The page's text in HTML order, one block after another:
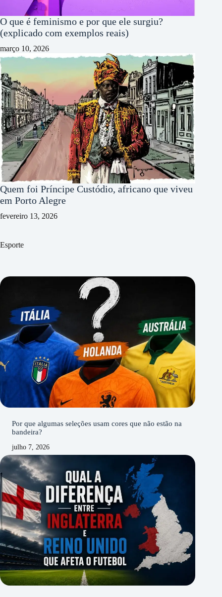
O que é feminismo e por que ele surgiu?
(explicado com exemplos reais)
março 10, 2026
Quem foi Príncipe Custódio, africano que viveu
em Porto Alegre
fevereiro 13, 2026
Esporte
Por que algumas seleções usam cores que não estão na
bandeira?
julho 7, 2026